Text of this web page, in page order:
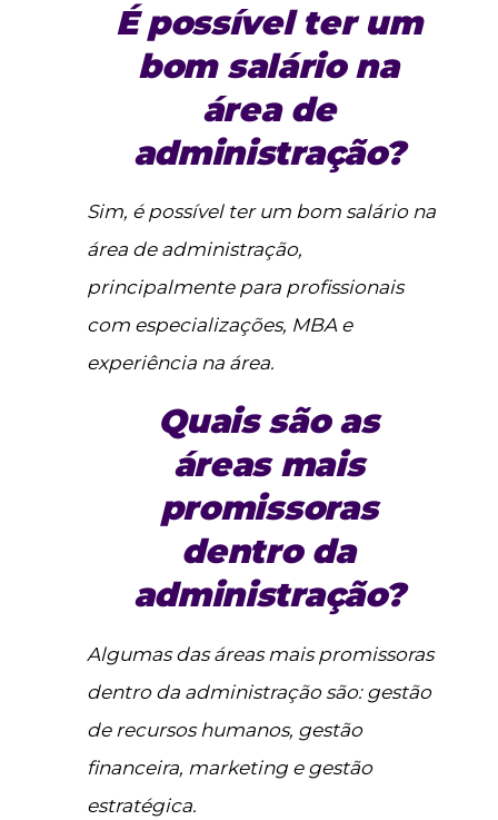
É possível ter um
bom salário na
área de
administração?
Sim, é possível ter um bom salário na
área de administração,
principalmente para profissionais
com especializações, MBA e
experiência na área.
Quais são as
áreas mais
promissoras
dentro da
administração?
Algumas das áreas mais promissoras
dentro da administração são: gestão
de recursos humanos, gestão
financeira, marketing e gestão
estratégica.